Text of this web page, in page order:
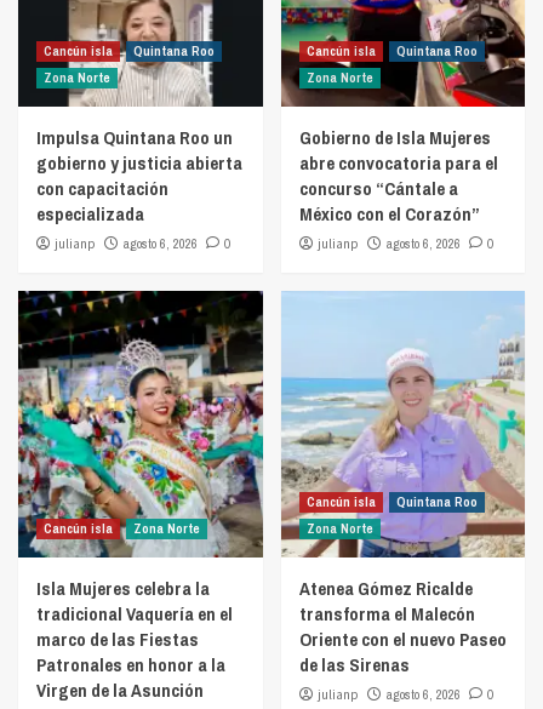
Cancún isla
Quintana Roo
Zona Norte
Impulsa Quintana Roo un
gobierno y justicia abierta
con capacitación
especializada
julianp agosto 6, 2026 0
Cancún isla
Quintana Roo
Zona Norte
Gobierno de Isla Mujeres
abre convocatoria para el
concurso “Cántale a
México con el Corazón”
julianp agosto 6, 2026 0
Cancún isla Zona Norte
Isla Mujeres celebra la
tradicional Vaquería en el
marco de las Fiestas
Patronales en honor a la
Virgen de la Asunción
Cancún isla
Quintana Roo
Zona Norte
Atenea Gómez Ricalde
transforma el Malecón
Oriente con el nuevo Paseo
de las Sirenas
julianp agosto 6, 2026 0